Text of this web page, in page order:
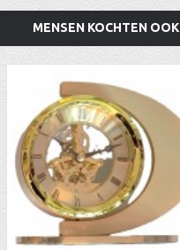
MENSEN KOCHTEN OOK